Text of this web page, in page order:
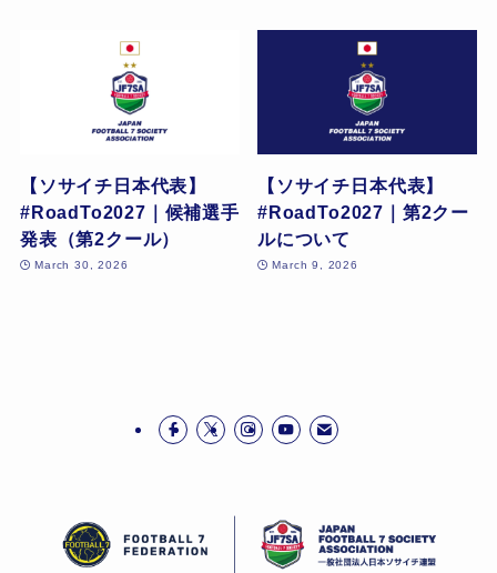
【ソサイチ日本代表】
#RoadTo2027｜候補選手
発表（第2クール）
March 30, 2026
【ソサイチ日本代表】
#RoadTo2027｜第2クー
ルについて
March 9, 2026